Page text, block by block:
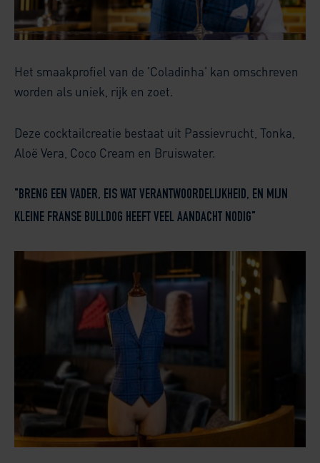
Het smaakprofiel van de 'Coladinha' kan omschreven
worden als uniek, rijk en zoet.
Deze cocktailcreatie bestaat uit Passievrucht, Tonka,
Aloë Vera, Coco Cream en Bruiswater.
"BRENG EEN VADER, EIS WAT VERANTWOORDELIJKHEID, EN MIJN
KLEINE FRANSE BULLDOG HEEFT VEEL AANDACHT NODIG"